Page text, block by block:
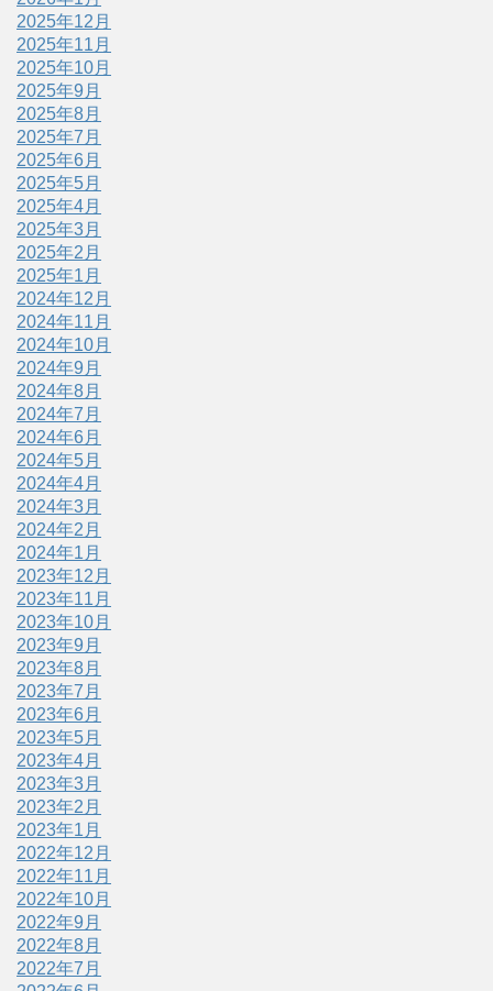
2025年12月
2025年11月
2025年10月
2025年9月
2025年8月
2025年7月
2025年6月
2025年5月
2025年4月
2025年3月
2025年2月
2025年1月
2024年12月
2024年11月
2024年10月
2024年9月
2024年8月
2024年7月
2024年6月
2024年5月
2024年4月
2024年3月
2024年2月
2024年1月
2023年12月
2023年11月
2023年10月
2023年9月
2023年8月
2023年7月
2023年6月
2023年5月
2023年4月
2023年3月
2023年2月
2023年1月
2022年12月
2022年11月
2022年10月
2022年9月
2022年8月
2022年7月